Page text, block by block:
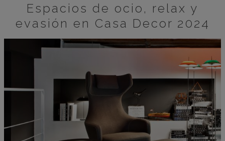
Espacios de ocio, relax y
evasión en Casa Decor 2024